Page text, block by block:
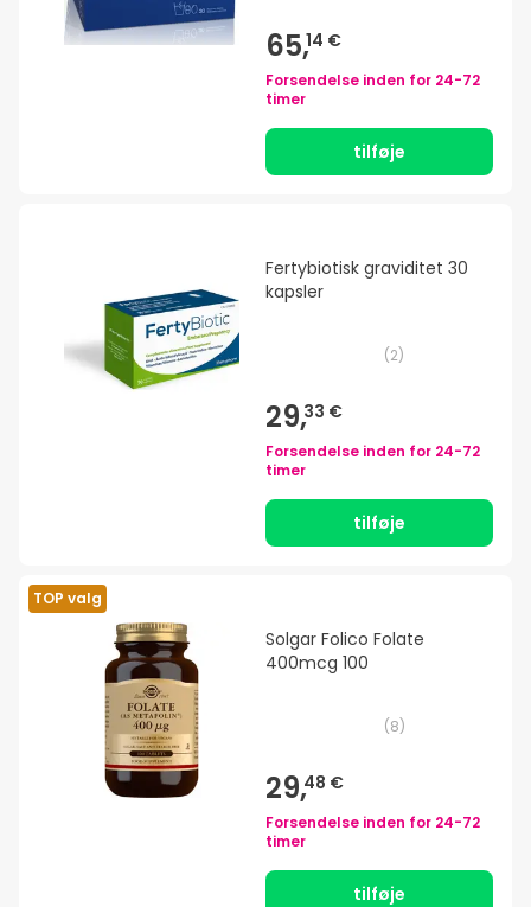
65,14 €
Forsendelse inden for 24-72
timer
tilføje
Fertybiotisk graviditet 30
kapsler
(2)
29,33 €
Forsendelse inden for 24-72
timer
tilføje
TOP valg
Solgar Folico Folate
400mcg 100
(8)
29,48 €
Forsendelse inden for 24-72
timer
tilføje